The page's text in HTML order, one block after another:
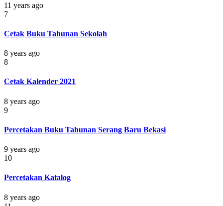
11 years ago
7
Cetak Buku Tahunan Sekolah
8 years ago
8
Cetak Kalender 2021
8 years ago
9
Percetakan Buku Tahunan Serang Baru Bekasi
9 years ago
10
Percetakan Katalog
8 years ago